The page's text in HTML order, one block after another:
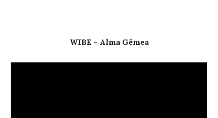
WIBE – Alma Gêmea